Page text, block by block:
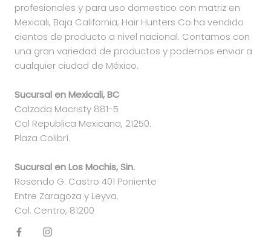
profesionales y para uso domestico con matriz en
Mexicali, Baja California; Hair Hunters Co ha vendido
cientos de producto a nivel nacional. Contamos con
una gran variedad de productos y podemos enviar a
cualquier ciudad de México.
Sucursal en Mexicali, BC
Calzada Macristy 881-5
Col Republica Mexicana, 21250.
Plaza Colibrí.
Sucursal en Los Mochis, Sin.
Rosendo G. Castro 401 Poniente
Entre Zaragoza y Leyva.
Col. Centro, 81200